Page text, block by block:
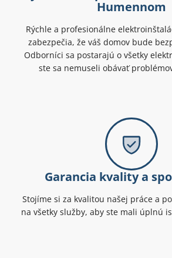
Humennom
Rýchle a profesionálne
zabezpečia, že váš domov bude
Odborníci sa postarajú o všetky
ste sa nemuseli obávať
Garancia kvality a
Stojíme si za kvalitou našej práce a
na všetky služby, aby ste mali úplnú